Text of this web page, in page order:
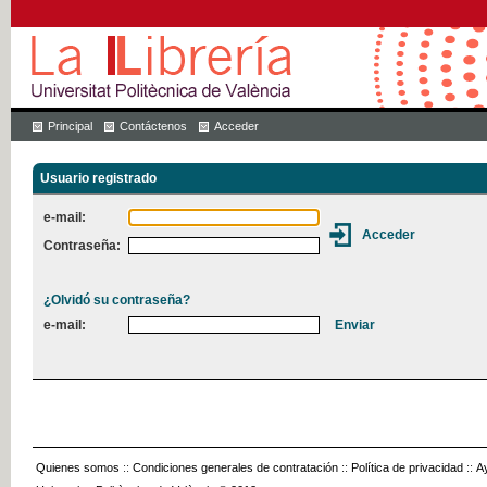
Principal Contáctenos Acceder
Usuario registrado
e-mail:
Contraseña:
¿Olvidó su contraseña?
e-mail:
Quienes somos :: Condiciones generales de contratación :: Política de privacidad ::